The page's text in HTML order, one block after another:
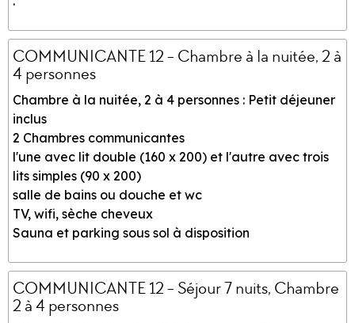
COMMUNICANTE 12 - Chambre à la nuitée, 2 à
4 personnes
Chambre à la nuitée, 2 à 4 personnes : Petit déjeuner
inclus
2 Chambres communicantes
l'une avec lit double (160 x 200) et l'autre avec trois
lits simples (90 x 200)
salle de bains ou douche et wc
TV, wifi, sèche cheveux
Sauna et parking sous sol à disposition
COMMUNICANTE 12 - Séjour 7 nuits, Chambre
2 à 4 personnes